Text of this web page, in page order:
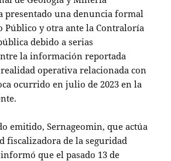
presentado una denuncia formal
Público y otra ante la Contraloría
debido a serias
la información reportada
operativa relacionada con
ocurrido en julio de 2023 en la
emitido, Sernageomin, que actúa
fiscalizadora de la seguridad
que el pasado 13 de